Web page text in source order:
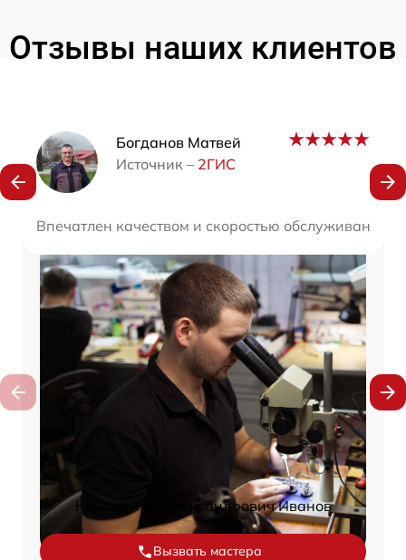
Отзывы наших клиентов
Богданов Матвей
Источник – 2ГИС
Впечатлен качеством и скоростью
Наши мастера
Константин Александрович Иванов
Вызвать мастера